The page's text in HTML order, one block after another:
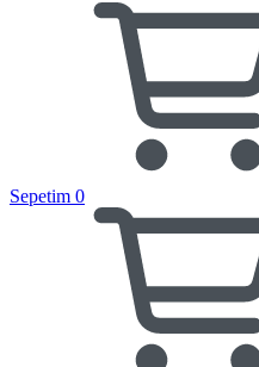
Sepetim 0